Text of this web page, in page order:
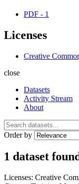
PDF - 1
Licenses
Creative
close
Datasets
Activity Stream
About
Order by
1 dataset
Licenses: Creative